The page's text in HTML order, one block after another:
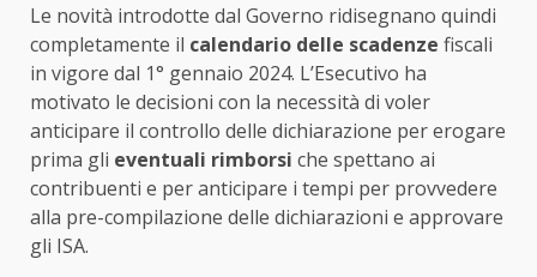
Le novità introdotte dal Governo ridisegnano quindi
completamente il calendario delle scadenze fiscali
in vigore dal 1° gennaio 2024. L’Esecutivo ha
motivato le decisioni con la necessità di voler
anticipare il controllo delle dichiarazione per erogare
prima gli eventuali rimborsi che spettano ai
contribuenti e per anticipare i tempi per provvedere
alla pre-compilazione delle dichiarazioni e approvare
gli ISA.